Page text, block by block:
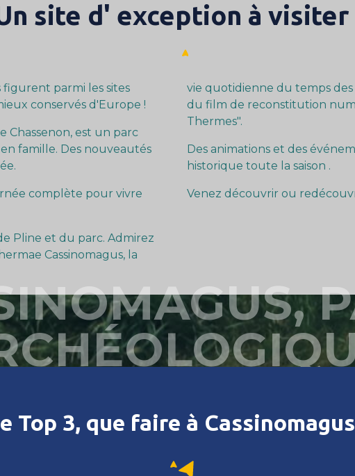
site d' exception à visiter
figurent parmi les sites
conservés d'Europe !
Chassenon, est un parc
famille. Des nouveautés
complète pour vivre
Pline et du parc. Admirez
Cassinomagus, la
vie quotidienne du temps
du film de reconstitution
Thermes".
Des animations et des
historique toute la saison .
Venez découvrir ou
Top 3, que faire à Cassinomagus